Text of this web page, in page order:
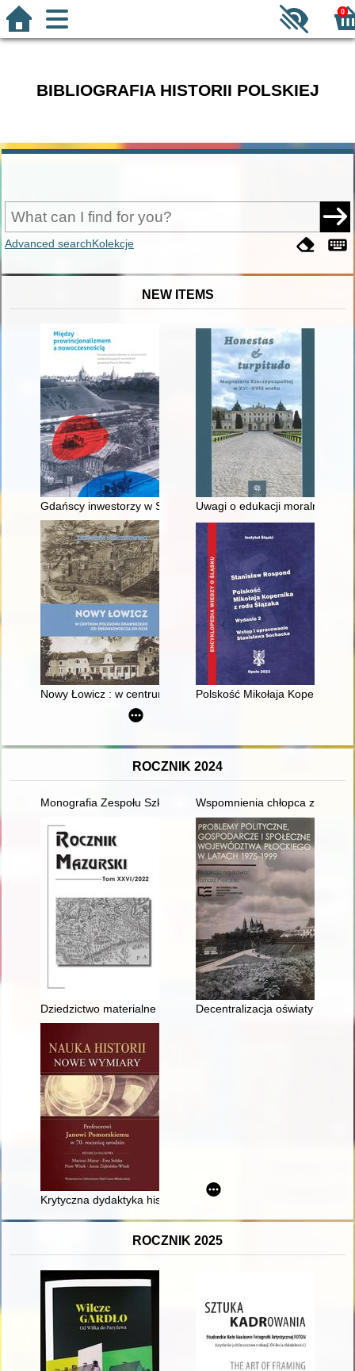
0
BIBLIOGRAFIA HISTORII POLSKIEJ
Advanced searchKolekcje
NEW ITEMS
Gdańscy inwestorzy w Sopocie : prestiż finansowy i
Uwagi o edukacji moralnej
Nowy Łowicz : w centrum poligonu drawskiego od
Polskość Mikołaja Kopernika z
ROCZNIK 2024
Monografia Zespołu Szkół Samochodowych im. Tadeusza
Wspomnienia chłopca z lat
Dziedzictwo materialne i niematerialne ludności mazurskiej w
Decentralizacja oświaty w
Krytyczna dydaktyka historii potrzebna od zaraz
ROCZNIK 2025